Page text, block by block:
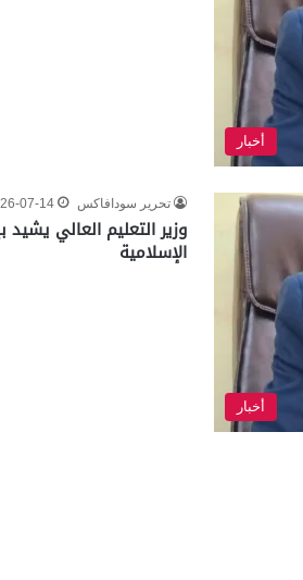
أخبار
أخبار
تحرير سودافاكس 07-14
وزير التعليم العالي يشيد
الإسلامية